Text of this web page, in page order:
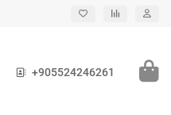
+905524246261